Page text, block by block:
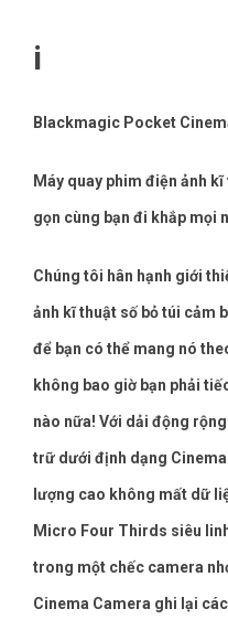
i
Blackmagic Pocket
Máy quay phim điện ảnh
gọn cùng bạn đi khắp mọi
Chúng tôi hân hạnh giới
ảnh kĩ thuật số bỏ túi cảm
để bạn có thể mang nó
không bao giờ bạn phải
nào nữa! Với dải động
trữ dưới định dạng
lượng cao không mất dữ
Micro Four Thirds siêu
trong một chếc camera
Cinema Camera ghi lại